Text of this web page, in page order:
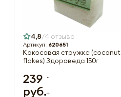
4,8 4 отзыва
Артикул: 620651
Кокосовая стружка (coconut
flakes) Здороведа 150г
239
руб.
-
+